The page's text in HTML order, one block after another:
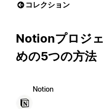
コレクション
Notionプロジ
めの5つの方法
Notion